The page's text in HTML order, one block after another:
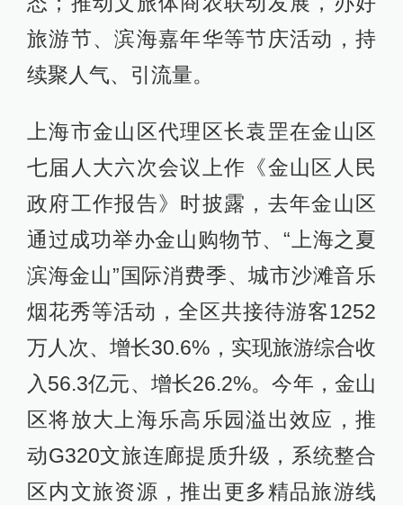
旅游节、滨海嘉年华等节庆活动，持
续聚人气、引流量。
上海市金山区代理区长袁罡在金山区
七届人大六次会议上作《金山区人民
政府工作报告》时披露，去年金山区
通过成功举办金山购物节、“上海之夏
滨海金山”国际消费季、城市沙滩音乐
烟花秀等活动，全区共接待游客1252
万人次、增长30.6%，实现旅游综合收
入56.3亿元、增长26.2%。今年，金山
区将放大上海乐高乐园溢出效应，推
动G320文旅连廊提质升级，系统整合
区内文旅资源，推出更多精品旅游线